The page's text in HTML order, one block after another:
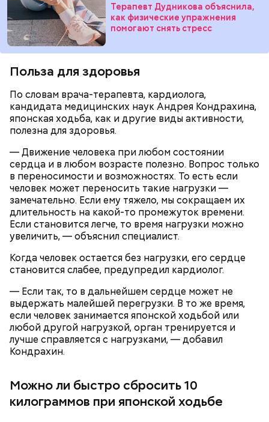
Терапевт Дудникова объяснила,
как физические упражнения
помогают снять стресс
Польза для здоровья
По словам врача-терапевта, кардиолога,
кандидата медицинских наук Андрея Кондрахина,
японская ходьба, как и другие виды активности,
полезна для здоровья.
— Движение человека при любом состоянии
сердца и в любом возрасте полезно. Вопрос только
в переносимости и возможностях. То есть если
человек может переносить такие нагрузки —
замечательно. Если ему тяжело, мы сокращаем их
длительность на какой-то промежуток времени.
Если становится легче, то время нагрузки можно
увеличить, — объяснил специалист.
Когда человек остается без нагрузки, его сердце
становится слабее, предупредил кардиолог.
— Если так, то в дальнейшем сердце может не
выдержать малейшей перегрузки. В то же время,
если человек занимается японской ходьбой или
любой другой нагрузкой, орган тренируется и
лучше справляется с нагрузками, — добавил
Кондрахин.
Можно ли быстро сбросить 10
килограммов при японской ходьбе
Кабачки, тушеные с курицей
Эндокринолог Куликова